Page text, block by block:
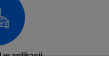
w aplikacji